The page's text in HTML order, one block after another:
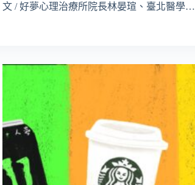
文 / 好夢心理治療所院長林晏瑄、臺北醫學…